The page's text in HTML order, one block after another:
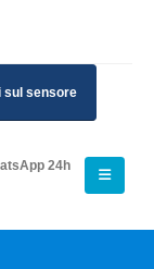
sul sensore
24h